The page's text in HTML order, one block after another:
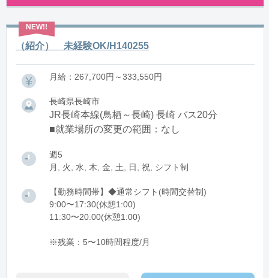
（紹介） 未経験OK/H140255
月給：267,700円～333,550円
長崎県長崎市
JR長崎本線(鳥栖～長崎) 長崎 バス20分
■就業場所の変更の範囲：なし
週5
月, 火, 水, 木, 金, 土, 日, 祝, シフト制
【勤務時間帯】◆通常シフト(時間交替制)
9:00〜17:30(休憩1:00)
11:30〜20:00(休憩1:00)
※残業：5〜10時間程度/月